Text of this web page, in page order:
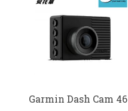
Garmin Dash Cam 46